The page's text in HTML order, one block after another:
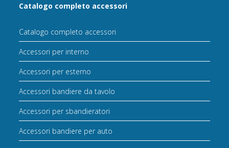
Catalogo completo accessori
Catalogo completo accessori
Accessori per interno
Accessori per esterno
Accessori bandiere da tavolo
Accessori per sbandieratori
Accessori bandiere per auto